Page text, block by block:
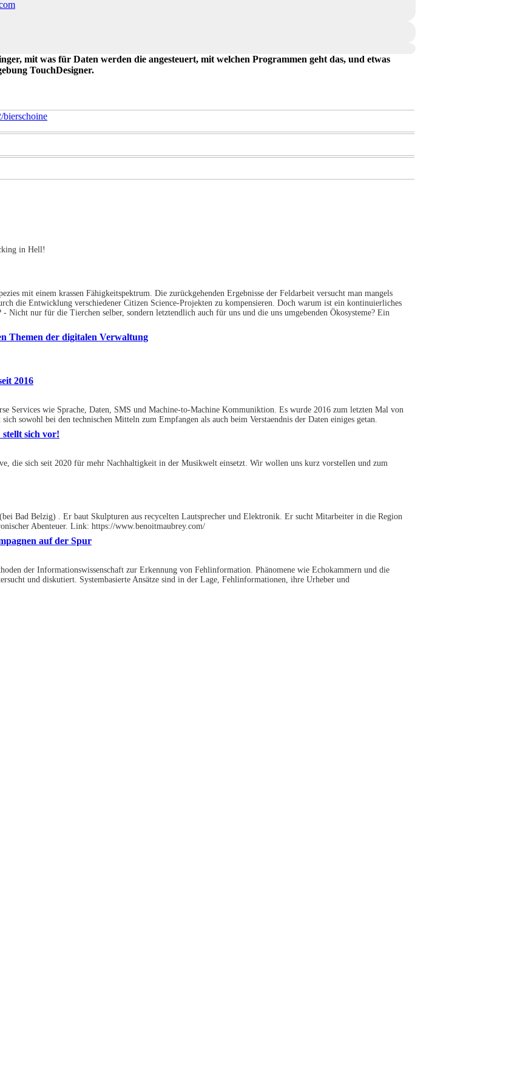
mit was für Daten werden die angesteuert, mit welchen Programmen geht das, und etwas
TouchDesigner.
bierschoine
in Hell!
mit einem krassen Fähigkeitspektrum. Die zurückgehenden Ergebnisse der Feldarbeit versucht man mangels
die Entwicklung verschiedener Citizen Science-Projekten zu kompensieren. Doch warum ist ein kontinuierliches
Nicht nur für die Tierchen selber, sondern letztendlich auch für uns und die uns umgebenden Ökosysteme? Ein
Themen der digitalen Verwaltung
2016
Services wie Sprache, Daten, SMS und Machine-to-Machine Kommuniktion. Es wurde 2016 zum letzten Mal von
sowohl bei den technischen Mitteln zum Empfangen als auch beim Verstaendnis der Daten einiges getan.
sich vor!
die sich seit 2020 für mehr Nachhaltigkeit in der Musikwelt einsetzt. Wir wollen uns kurz vorstellen und zum
Bad Belzig) . Er baut Skulpturen aus recycelten Lautsprecher und Elektronik. Er sucht Mitarbeiter in die Region
Abenteuer. Link: https://www.benoitmaubrey.com/
auf der Spur
der Informationswissenschaft zur Erkennung von Fehlinformation. Phänomene wie Echokammern und die
und diskutiert. Systembasierte Ansätze sind in der Lage, Fehlinformationen, ihre Urheber und